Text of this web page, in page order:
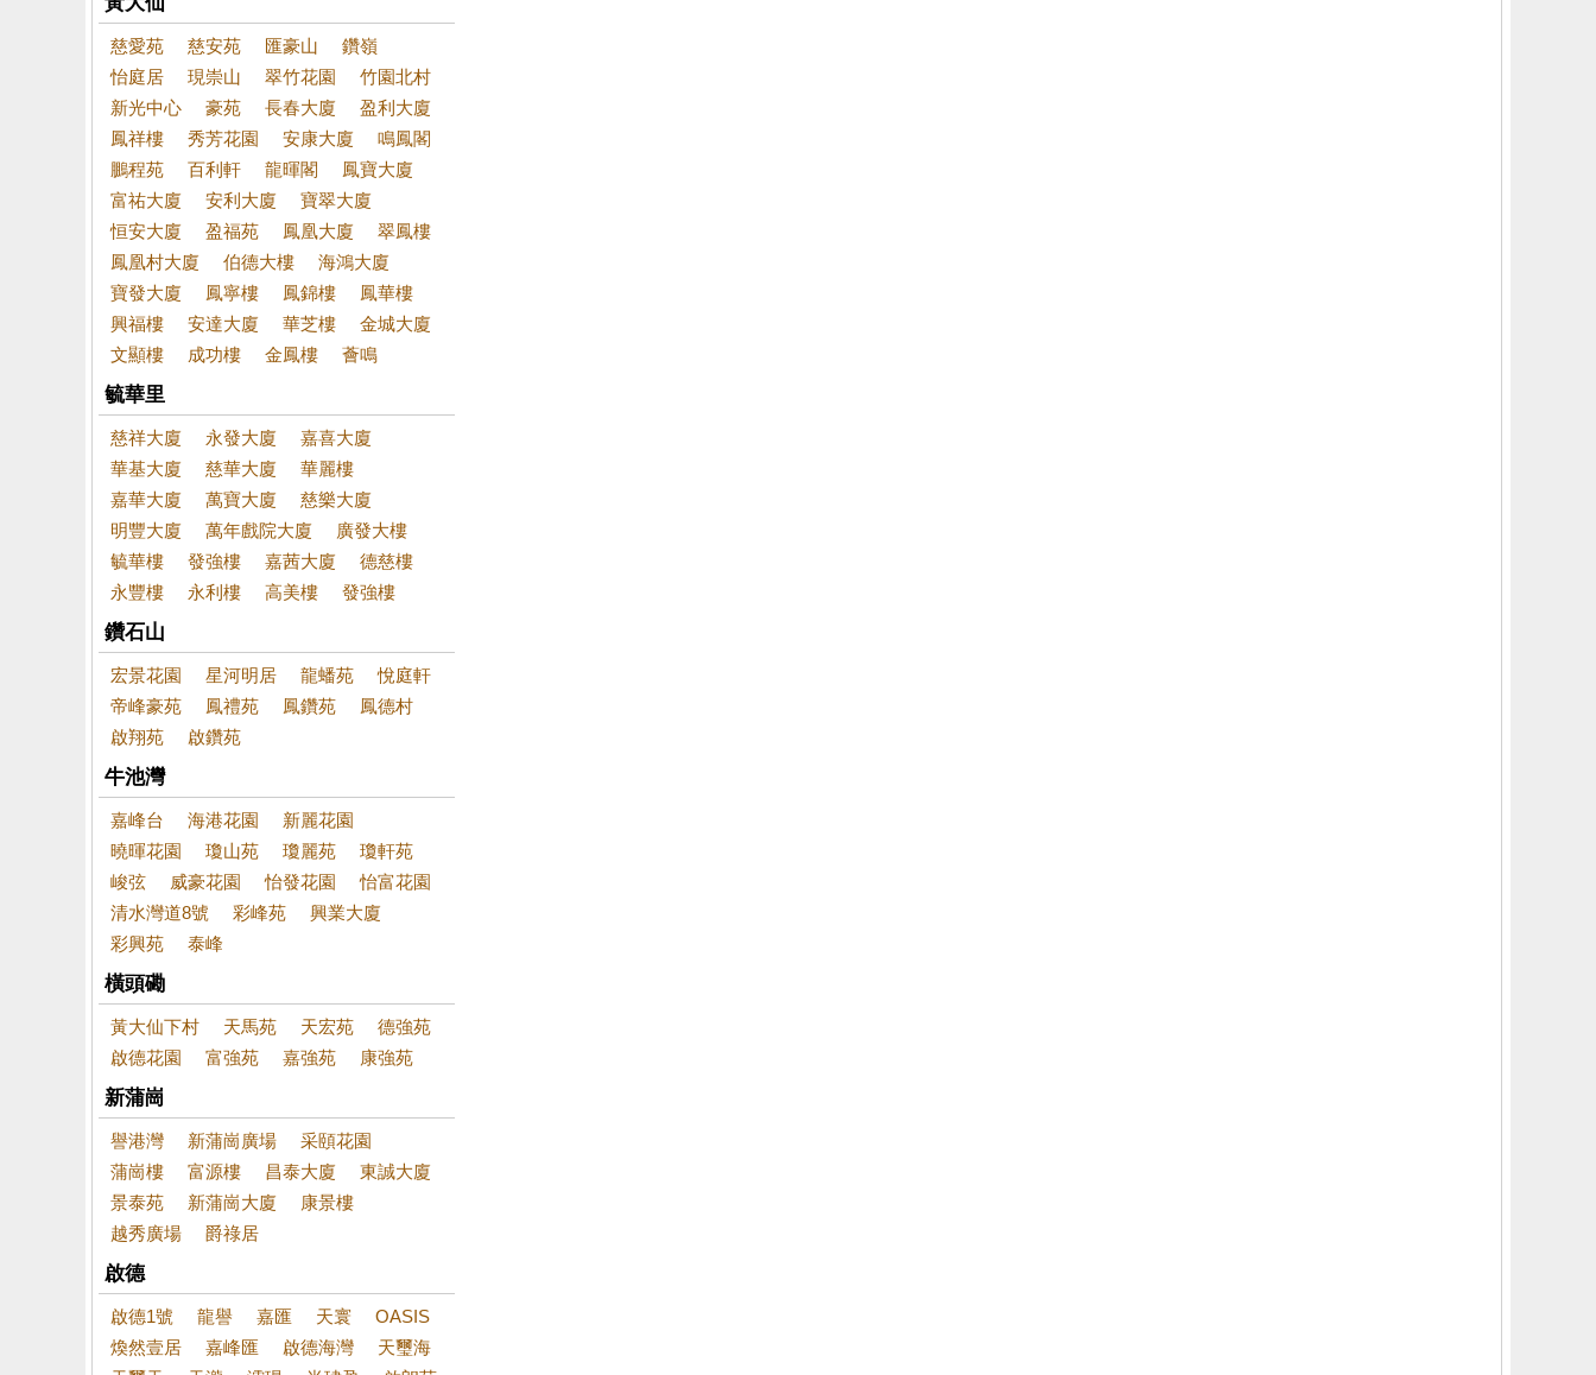
慈愛苑 慈安苑 匯豪山
鑽嶺
怡庭居
現崇山 翠竹花園
竹園北村
新光中心
豪苑 長春大廈
盈利大廈
鳳祥樓
秀芳花園 安康大廈
鳴鳳閣
鵬程苑
百利軒 龍暉閣
鳳寶大廈
富祐大廈
安利大廈
寶翠大廈
恒安大廈
盈福苑 鳳凰大廈
翠鳳樓
鳳凰村大廈
伯德大樓
海鴻大廈
寶發大廈
鳳寧樓 鳳錦樓
鳳華樓
興福樓
安達大廈 華芝樓
金城大廈
文顯樓
成功樓 金鳳樓 薈鳴
毓華里
慈祥大廈 永發大廈
嘉喜大廈
華基大廈
慈華大廈
華麗樓
嘉華大廈
萬寶大廈
慈樂大廈
明豐大廈
萬年戲院大廈
廣發大樓
毓華樓
發強樓 嘉茜大廈
德慈樓
永豐樓
永利樓 高美樓 發強樓
鑽石山
宏景花園 星河明居 龍蟠苑
悅庭軒
帝峰豪苑
鳳禮苑 鳳鑽苑
鳳德村
啟翔苑
啟鑽苑
牛池灣
嘉峰台 海港花園
新麗花園
曉暉花園
瓊山苑 瓊麗苑
瓊軒苑
峻弦
威豪花園 怡發花園
怡富花園
清水灣道8號
彩峰苑
興業大廈
彩興苑
泰峰
橫頭磡
黃大仙下村 天馬苑 天宏苑
德強苑
啟德花園
富強苑 嘉強苑 康強苑
新蒲崗
譽港灣 新蒲崗廣場
采頤花園
蒲崗樓
富源樓 昌泰大廈
東誠大廈
景泰苑
新蒲崗大廈
康景樓
越秀廣場
爵祿居
啟德
啟德1號 龍譽 嘉匯 天寰
OASIS
煥然壹居
嘉峰匯 啟德海灣
天璽海